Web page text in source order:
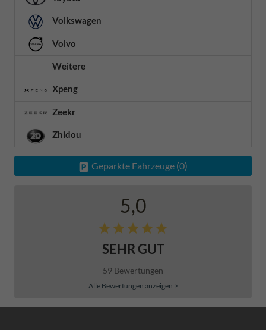
Volkswagen
Volvo
Weitere
Xpeng
Zeekr
Zhidou
Geparkte Fahrzeuge (0)
5,0
SEHR GUT
59 Bewertungen
Alle Bewertungen anzeigen >